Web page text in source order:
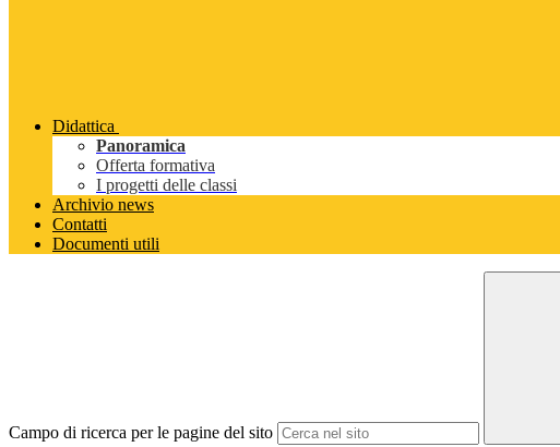
Didattica
Panoramica
Offerta formativa
I progetti delle classi
Archivio news
Contatti
Documenti utili
Campo di ricerca per le pagine del sito